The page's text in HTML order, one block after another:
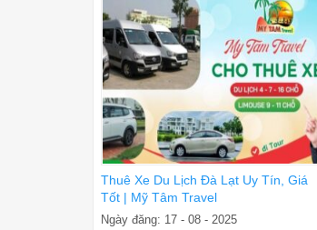
Thuê Xe Du Lịch Đà Lạt Uy Tín, Giá
Tốt | Mỹ Tâm Travel
Ngày đăng: 17 - 08 - 2025